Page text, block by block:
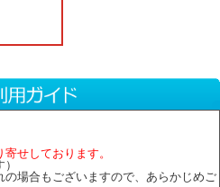
寄せしております。
場合もございますので、あらかじめご